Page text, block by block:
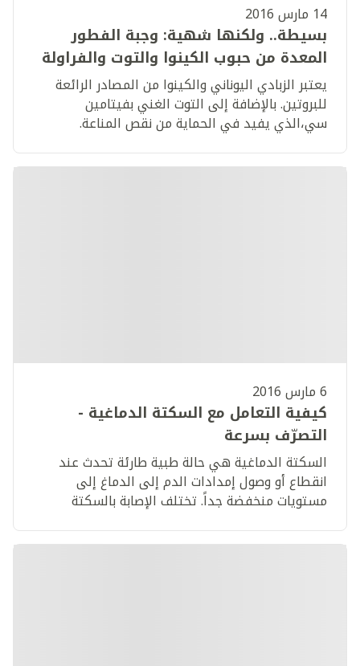
14 مارس 2016
بسيطة.. ولكنها شهية: وجبة الفطور
المعدة من حبوب الكينوا والتوت والفراولة
يعتبر الزبادي اليوناني والكينوا من المصادر الرائعة
للبروتين. بالإضافة إلى التوت الغني بفيتامين
سي،الذي يفيد في الحماية من نقص المناعة.
6 مارس 2016
كيفية التعامل مع السكتة الدماغية -
التصرّف بسرعة
السكتة الدماغية هي حالة طبية طارئة تحدث عند
انقطاع أو وصول إمدادات الدم إلى الدماغ إلى
مستويات منخفضة جداً. تختلف الإصابة بالسكتة